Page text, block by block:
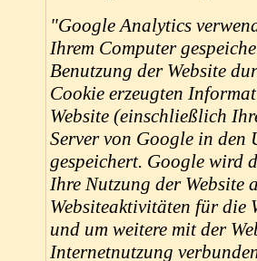
"Google Analytics
Ihrem Computer
Benutzung der Website
Cookie erzeugten
Website (einschließlich
Server von Google in
gespeichert. Google wird
Ihre Nutzung der Website
Websiteaktivitäten für die
und um weitere mit der
Internetnutzung